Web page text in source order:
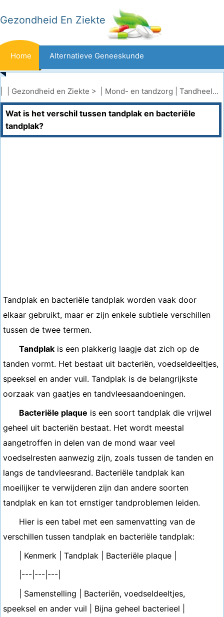
Gezondheid En Ziekte
Home Alternatieve Geneeskunde
Beten En Steken Kanker
Aandoeningen En Behandelingen Mond- En Tandzorg
Gezondheid en Ziekte > | Mond- en tandzorg Tandheelkundige aandoeningen
Wat is het verschil tussen tandplak en bacteriële
tandplak?
Tandplak en bacteriële tandplak worden vaak door
elkaar gebruikt, maar er zijn enkele subtiele verschillen
tussen de twee termen.
Tandplak is een plakkerig laagje dat zich op de
tanden vormt. Het bestaat uit bacteriën, voedseldeeltjes,
speeksel en ander vuil. Tandplak is de belangrijkste
oorzaak van gaatjes en tandvleesaandoeningen.
Bacteriële plaque is een soort tandplak die vrijwel
geheel uit bacteriën bestaat. Het wordt meestal
aangetroffen in delen van de mond waar veel
voedselresten aanwezig zijn, zoals tussen de tanden en
langs de tandvleesrand. Bacteriële tandplak kan
moeilijker te verwijderen zijn dan andere soorten
tandplak en kan tot ernstiger tandproblemen leiden.
Hier is een tabel met een samenvatting van de
verschillen tussen tandplak en bacteriële tandplak:
| Kenmerk | Tandplak | Bacteriële plaque |
|---|---|---|
| Samenstelling | Bacteriën, voedseldeeltjes,
speeksel en ander vuil | Bijna geheel bacterieel |